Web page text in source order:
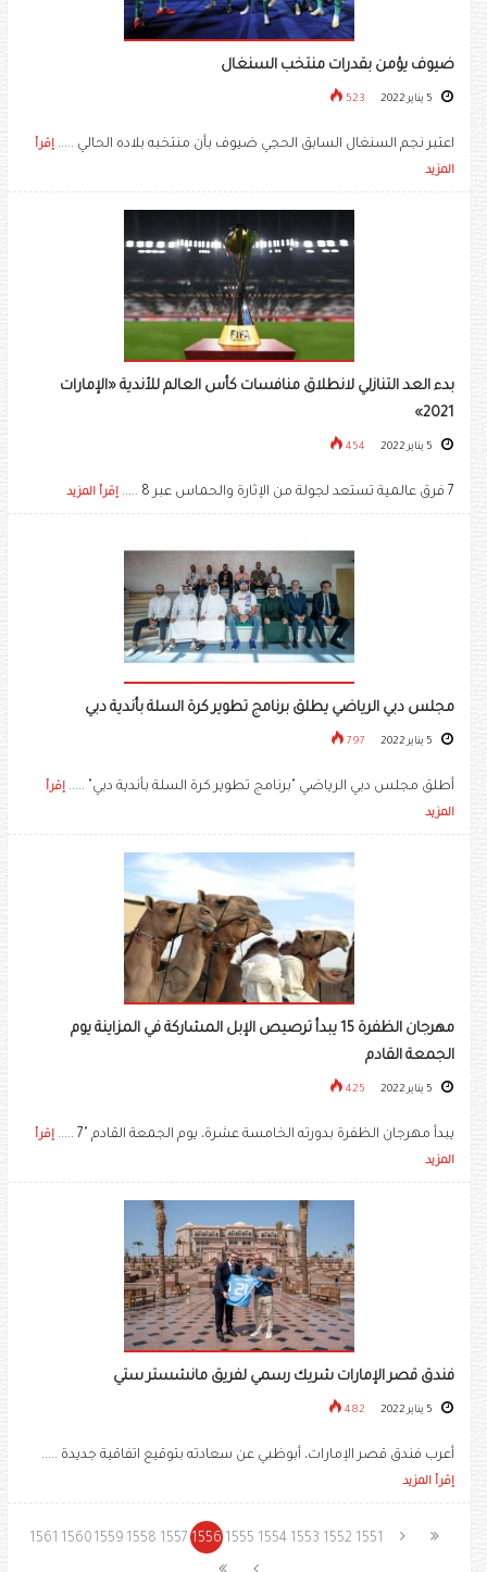
ضيوف يؤمن بقدرات منتخب السنغال
523
اعتبر نجم السنغال السابق الحجي ضيوف بأن منتخبه بلاده الحالي ..... إقرأ
المزيد
بدء العد التنازلي لانطلاق منافسات كأس العالم للأندية «الإمارات
2021»
454
7 فرق عالمية تستعد لجولة من الإثارة والحماس عبر 8 ..... إقرأ المزيد
مجلس دبي الرياضي يطلق برنامج تطوير كرة السلة بأندية دبي
797
أطلق مجلس دبي الرياضي "برنامج تطوير كرة السلة بأندية دبي" ..... إقرأ
المزيد
مهرجان الظفرة 15 يبدأ ترصيص الإبل المشاركة في المزاينة يوم
الجمعة القادم
425
يبدأ مهرجان الظفرة بدورته الخامسة عشرة، يوم الجمعة القادم "7 .....
إقرأ
المزيد
فندق قصر الإمارات شريك رسمي لفريق مانشستر ستي
482
أعرب فندق قصر الإمارات، أبوظبي عن سعادته بتوقيع اتفاقية جديدة .....
إقرأ المزيد
1551
1552
1553
1554
1555
1556
1557
1558
1559
1560
1561